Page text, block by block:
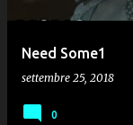
Need Some1
settembre 25, 2018
0